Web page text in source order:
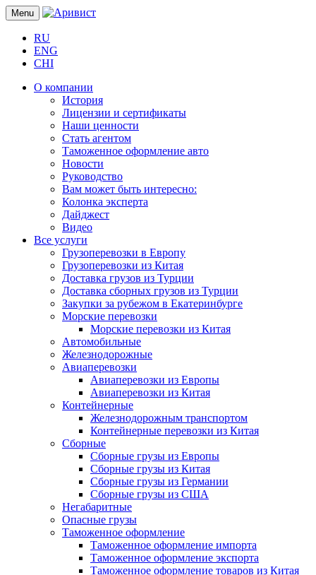
Menu
RU
ENG
CHI
О компании
История
Лицензии и сертификаты
Наши ценности
Стать агентом
Таможенное оформление авто
Новости
Руководство
Вам может быть интересно:
Колонка эксперта
Дайджест
Видео
Все услуги
Грузоперевозки в Европу
Грузоперевозки из Китая
Доставка грузов из Турции
Доставка сборных грузов из Турции
Закупки за рубежом в Екатеринбурге
Морские перевозки
Морские перевозки из Китая
Автомобильные
Железнодорожные
Авиаперевозки
Авиаперевозки из Европы
Авиаперевозки из Китая
Контейнерные
Железнодорожным транспортом
Контейнерные перевозки из Китая
Сборные
Сборные грузы из Европы
Сборные грузы из Китая
Сборные грузы из Германии
Сборные грузы из США
Негабаритные
Опасные грузы
Таможенное оформление
Таможенное оформление импорта
Таможенное оформление экспорта
Таможенное оформление товаров из Китая